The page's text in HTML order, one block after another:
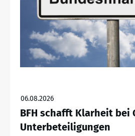
06.08.2026
BFH schafft Klarheit bei
Unterbeteiligungen